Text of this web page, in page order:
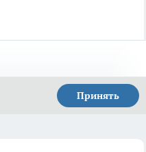
Принять